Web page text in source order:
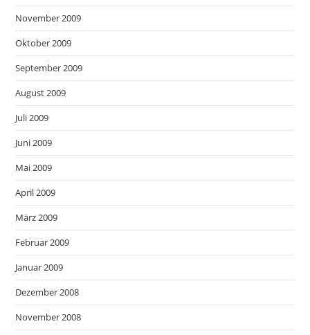
November 2009
Oktober 2009
September 2009
August 2009
Juli 2009
Juni 2009
Mai 2009
April 2009
März 2009
Februar 2009
Januar 2009
Dezember 2008
November 2008